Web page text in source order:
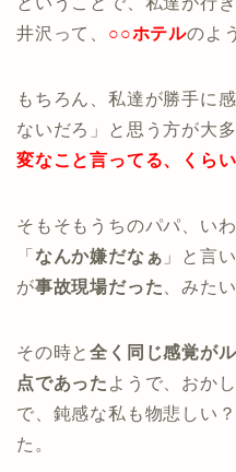
井沢って、 ○○ホテルのよ
もちろん、私達が勝手に
ないだろ」と思う方が大
変なこと言ってる、くら
そもそもうちのパパ、い
「 なんか嫌だなぁ 」と言
が事故現場だった 、みた
その時と全く同じ感覚が
点であった ようで、おか
で、鈍感な私も物悲しい
た。